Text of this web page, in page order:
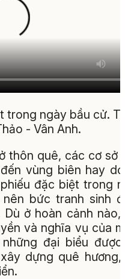
trong ngày bầu cử.
- Vân Anh.
thôn quê, các cơ sở
vùng biên hay
đặc biệt trong
bức tranh sinh
ở hoàn cảnh nào,
và nghĩa vụ của
đại biểu
dựng quê